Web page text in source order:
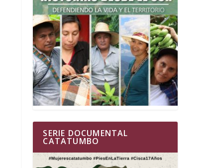
SERIE DOCUMENTAL
CATATUMBO